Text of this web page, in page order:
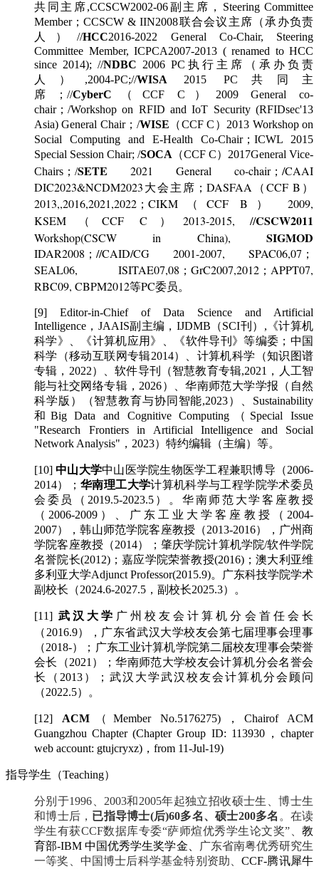
共同主席,CCSCW2002-06副主席，Steering Committee
Member；CCSCW & IIN2008联合会议主席（承办负责
人）//HCC2016-2022 General Co-Chair, Steering
Committee Member, ICPCA2007-2013 ( renamed to HCC
since 2014); //NDBC 2006 PC执行主席（承办负责
人）,2004-PC;//WISA 2015 PC共同主
席；//CyberC （CCF C）2009 General co-
chair；/Workshop on RFID and IoT Security (RFIDsec'13
Asia) General Chair；/WISE （CCF C）2013 Workshop on
Social Computing and E-Health Co-Chair；ICWL 2015
Special Session Chair; /SOCA （CCF C）2017General Vice-
Chairs；/SETE 2021 General co-chair；/CAAI
DIC2023&NCDM2023大会主席；DASFAA（CCF B）
2013,,2016,2021,2022；CIKM（CCF B） 2009,
KSEM（CCF C）2013-2015, //CSCW2011
Workshop(CSCW in China), SIGMOD
IDAR2008；//CAID/CG 2001-2007, SPAC06,07；
SEAL06, ISITAE07,08；GrC2007,2012；APPT07,
RBC09, CBPM2012等PC委员。
[9] Editor-in-Chief of Data Science and Artificial
Intelligence，JAAIS副主编，IJDMB（SCI刊）,《计算机
科学》、《计算机应用》、《软件导刊》等编委；中国
科学（移动互联网专辑2014）、计算机科学（知识图谱
专辑，2022）、软件导刊（智慧教育专辑,2021，人工智
能与社交网络专辑，2026）、华南师范大学学报（自然
科学版）（智慧教育与协同智能,2023）、Sustainability
和Big Data and Cognitive Computing（Special Issue
"Research Frontiers in Artificial Intelligence and Social
Network Analysis"，2023）特约编辑（主编）等。
[10]中山大学中山医学院生物医学工程兼职博导（2006-
2014）； 华南理工大学计算机科学与工程学院学术委员
会委员（2019.5-2023.5）。华南师范大学客座教授
（2006-2009）、广东工业大学客座教授（2004-
2007），韩山师范学院客座教授（2013-2016），广州商
学院客座教授（2014）；肇庆学院计算机学院/软件学院
名誉院长(2012)；嘉应学院荣誉教授(2016)；澳大利亚维
多利亚大学Adjunct Professor(2015.9)。广东科技学院学术
副校长（2024.6-2027.5，副校长2025.3）。
[11]武汉大学 广州校友会计算机分会首任会长
（2016.9），广东省武汉大学校友会第七届理事会理事
（2018-）；广东工业计算机学院第二届校友理事会荣誉
会长（2021）；华南师范大学校友会计算机分会名誉会
长（2013）；武汉大学武汉校友会计算机分会顾问
（2022.5）。
[12] ACM（Member No.5176275)，Chairof ACM
Guangzhou Chapter (Chapter Group ID: 113930，chapter
web account: gtujcryxz)，from 11-Jul-19)
指导学生（Teaching）
分别于1996、2003和2005年起独立招收硕士生、博士生
和博士后， 已指导博士(后)60多名、硕士200多名 。在读
学生有获CCF数据库专委“萨师煊优秀学生论文奖”、 教
育部-IBM 中国优秀学生奖学金、
广东省南粤优秀研究生
一等奖、中国博士后科学基金特别资助、CCF-腾讯犀牛